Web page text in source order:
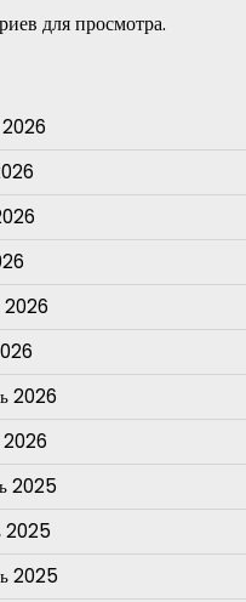
для просмотра.
2026
2026
2026
2026
2025
2025
2025